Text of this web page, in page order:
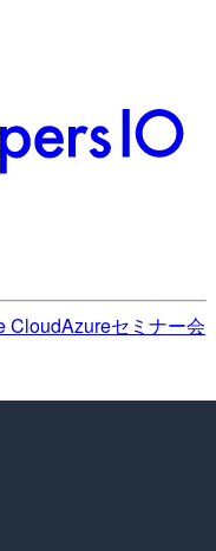
CloudAzureセミナー会